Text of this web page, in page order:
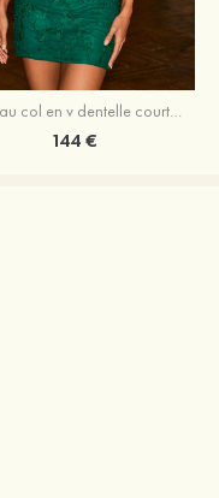
Fourreau col en v dentelle courte/mini robe de fête de la rentré avec perles
144 €